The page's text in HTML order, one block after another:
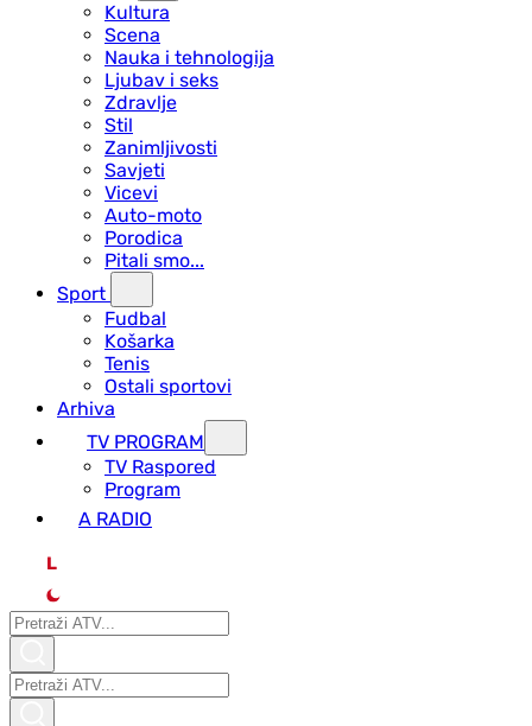
Kultura
Scena
Nauka i tehnologija
Ljubav i seks
Zdravlje
Stil
Zanimljivosti
Savjeti
Vicevi
Auto-moto
Porodica
Pitali smo...
Sport
Fudbal
Košarka
Tenis
Ostali sportovi
Arhiva
TV PROGRAM
ТV Raspored
Program
A RADIO
L